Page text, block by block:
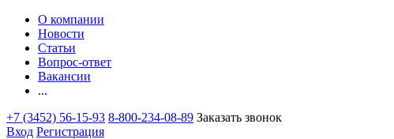
О компании
Новости
Статьи
Вопрос-ответ
Вакансии
...
+7 (3452) 56-15-93 8-800-234-08-89 Заказать звонок
Вход Регистрация